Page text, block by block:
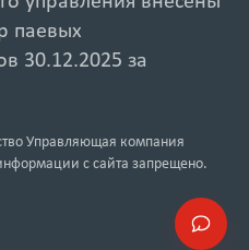
паевых
30.12.2025 за
Управляющая компания
с сайта запрещено.